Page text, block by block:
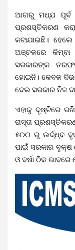
ଆଗରୁ ମଧ୍ଯ ପୂର୍ବ
ପ୍ରଶସ୍ତିକରଣ
କଟାଯାଇଛି।
ଅଞ୍ଚଳରେ କିମ୍ବା
ସରକାରଙ୍କ
ହୋଇନି। କେବଳ
ଦେଇ ସରକାର ନିଜ
ଏହାକୁ ଦୃଷ୍ଟିରେ ରଖି
ରାସ୍ତା
୫୦୦ ରୁ ଉର୍ଦ୍ଧ୍ବ
ପାଇଁ ସରକାର
ଓ ବର୍ଷା ଠିକ